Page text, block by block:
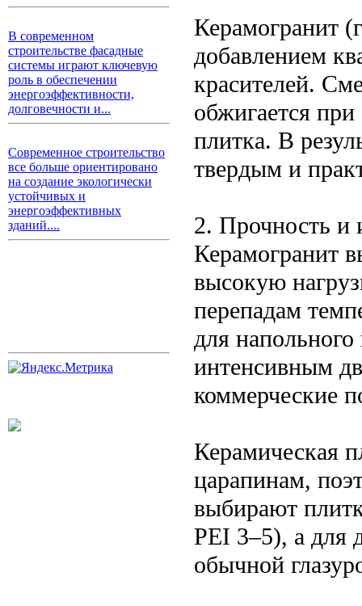
В современном
строительстве фасадные
системы играют ключевую
роль в обеспечении
энергоэффективности,
долговечности и...
Современное строительство
все больше ориентировано
на создание экологически
устойчивых и
энергоэффективных
зданий....
Керамогранит
добавлением
красителей.
обжигается
плитка. В
твердым и
2. Прочность и
Керамогранит
высокую
перепадам
для
интенсивным
коммерческие
Керамическая
царапинам,
выбирают
PEI 3–5), а для
обычной